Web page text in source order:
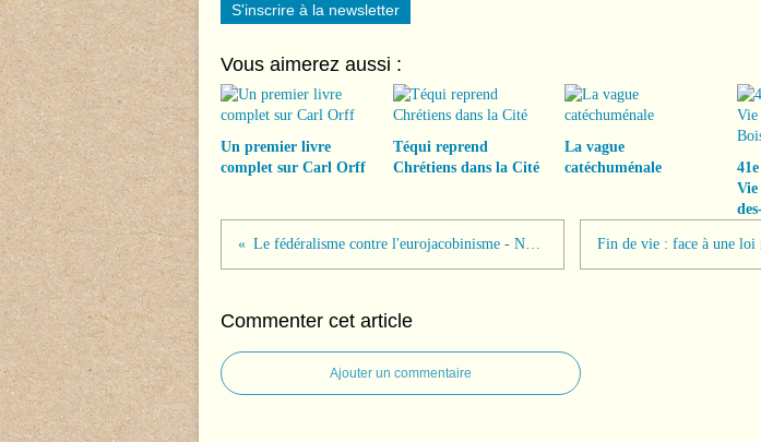
S'inscrire à la newsletter
Vous aimerez aussi :
Un premier livre
complet sur Carl Orff
Téqui reprend
Chrétiens dans la Cité
La vague
catéchuménale
Le fédéralisme contre l'eurojacobinisme - N°448
Commenter cet article
Ajouter un commentaire